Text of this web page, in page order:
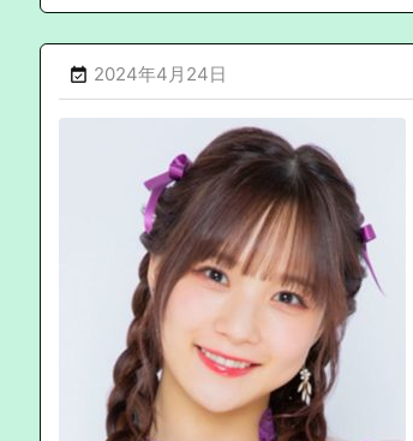
 2024年4月24日